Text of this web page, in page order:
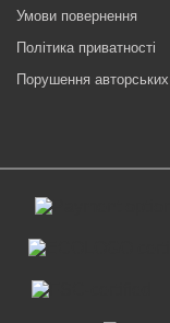
Умови повернення
Політика приватності
Порушення